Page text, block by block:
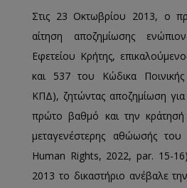
Στις 23 Οκτωβρίου 2013, ο
αίτηση αποζημίωσης
Εφετείου Κρήτης,
και 537 του Κώδικα Ποινικής
ΚΠΔ), ζητώντας αποζημίωση
πρώτο βαθμό και την
μεταγενέστερης αθώωσής
Human Rights, 2022, par. 15-
2013 το δικαστήριο ανέβαλε